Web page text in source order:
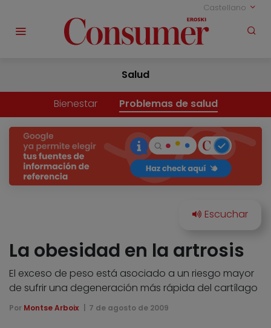
Castellano
Salud
Bienestar Problemas de salud
La obesidad en la artrosis
El exceso de peso está asociado a un riesgo mayor
de sufrir una degeneración más rápida del cartílago
Por Montse Arboix 7 de agosto de 2009